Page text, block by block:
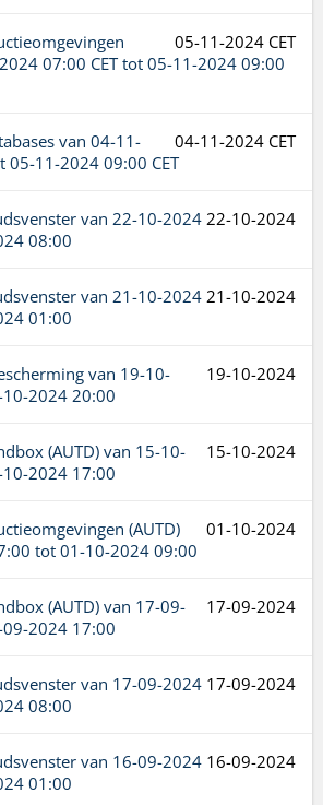
05-11-2024 CET
07:00 CETtot 05-11-2024 09:00
04-11-2024 CET
van 04-11-
05-11-2024 09:00 CET
22-10-2024
van 22-10-2024
08:00
21-10-2024
van 21-10-2024
01:00
19-10-2024
van 19-10-
10-2024 20:00
15-10-2024
(AUTD) van 15-10-
10-2024 17:00
01-10-2024
(AUTD)
tot 01-10-2024 09:00
17-09-2024
(AUTD) van 17-09-
09-2024 17:00
17-09-2024
van 17-09-2024
08:00
16-09-2024
van 16-09-2024
01:00